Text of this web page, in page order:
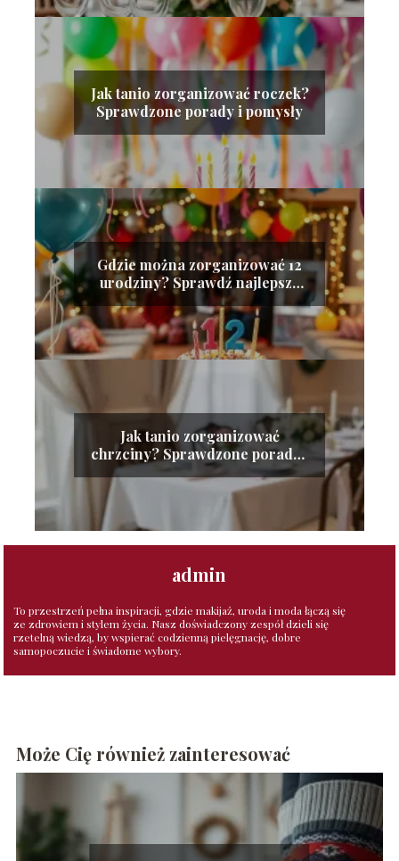
Jak tanio zorganizować roczek?
Sprawdzone porady i pomysły
Gdzie można zorganizować 12
urodziny? Sprawdź najlepsze
miejsca!
Jak tanio zorganizować
chrzciny? Sprawdzone porady i
wskazówki
admin
To przestrzeń pełna inspiracji, gdzie makijaż, uroda i moda łączą się
ze zdrowiem i stylem życia. Nasz doświadczony zespół dzieli się
rzetelną wiedzą, by wspierać codzienną pielęgnację, dobre
samopoczucie i świadome wybory.
Może Cię również zainteresować